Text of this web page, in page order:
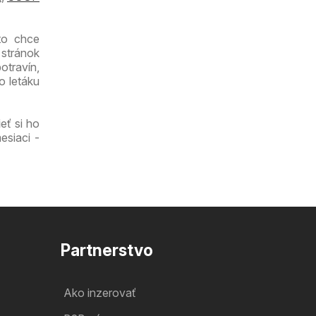
chce
letáku
si ho
-
Partnerstvo
Ako inzerovať